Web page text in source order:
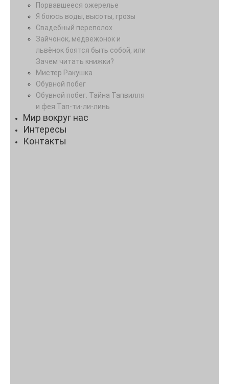
Порвавшееся ожерелье
Я боюсь воды, высоты, грозы
Свадебный переполох
Зайчонок, медвежонок и
львёнок боятся быть собой, или
Зачем читать книжки?
Мистер Ракушка
Обувной побег
Обувной побег. Тайна Тапвилля
и фея Тап-ти-ли-линь
Мир вокруг нас
Интересы
Контакты